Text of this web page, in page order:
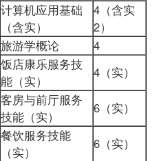
计算机应用基础
（含实）
4（含实
2）
旅游学概论
4
饭店康乐服务技
能（实）
4（实）
客房与前厅服务
技能（实）
6（实）
餐饮服务技能
（实）
6（实）